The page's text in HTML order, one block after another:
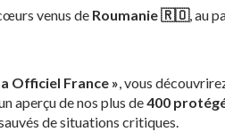
venus de Roumanie 🇷🇴, au
Officiel France », vous
aperçu de nos plus de400
de situations critiques.